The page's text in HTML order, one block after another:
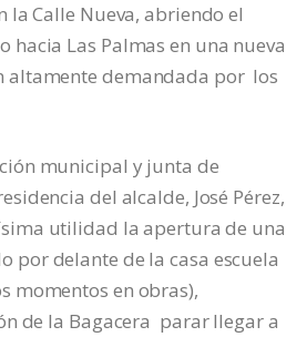
la Calle Nueva, abriendo el
hacia Las Palmas en una nueva
altamente demandada por los
municipal y junta de
del alcalde, José Pérez,
utilidad la apertura de una
por delante de la casa escuela
momentos en obras),
de la Bagacera parar llegar a